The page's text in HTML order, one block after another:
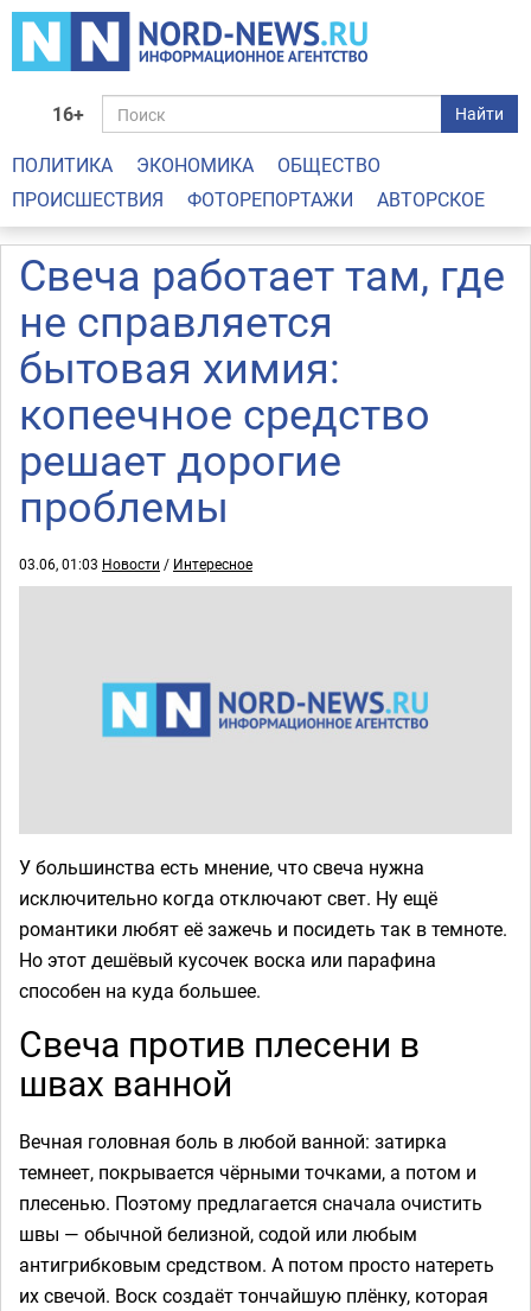
16+ Найти
ПОЛИТИКА ЭКОНОМИКА
ОБЩЕСТВО
ПРОИСШЕСТВИЯ
ФОТОРЕПОРТАЖИ АВТОРСКОЕ
Свеча работает там, где
не справляется
бытовая химия:
копеечное средство
решает дорогие
проблемы
03.06, 01:03 Новости / Интересное
У большинства есть мнение, что свеча нужна
исключительно когда отключают свет. Ну ещё
романтики любят её зажечь и посидеть так в темноте.
Но этот дешёвый кусочек воска или парафина
способен на куда большее.
Свеча против плесени в
швах ванной
Вечная головная боль в любой ванной: затирка
темнеет, покрывается чёрными точками, а потом и
плесенью. Поэтому предлагается сначала очистить
швы — обычной белизной, содой или любым
антигрибковым средством. А потом просто натереть
их свечой. Воск создаёт тончайшую плёнку, которая